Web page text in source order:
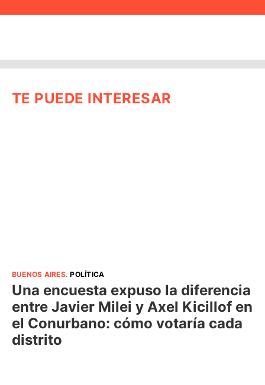
TE PUEDE INTERESAR
BUENOS AIRES.POLÍTICA
Una encuesta expuso la diferencia
entre Javier Milei y Axel Kicillof en
el Conurbano: cómo votaría cada
distrito